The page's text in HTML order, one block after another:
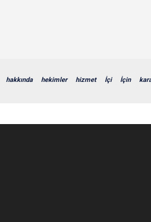
hakkında hekimler hizmet İçi İçin